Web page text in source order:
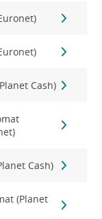
Cash)
Cash)
(Planet